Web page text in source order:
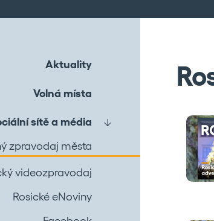
Aktuality
Volná místa
sítě a média
zpravodaj města
videozpravodaj
Rosické eNoviny